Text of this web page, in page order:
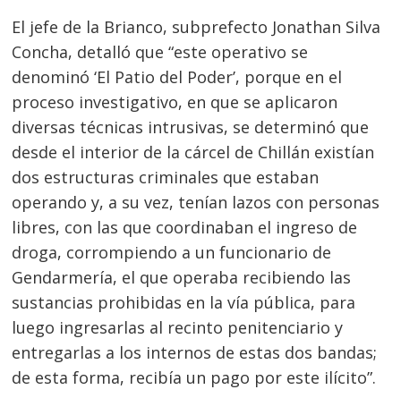
El jefe de la Brianco, subprefecto Jonathan Silva
Concha, detalló que “este operativo se
denominó ‘El Patio del Poder’, porque en el
proceso investigativo, en que se aplicaron
diversas técnicas intrusivas, se determinó que
desde el interior de la cárcel de Chillán existían
dos estructuras criminales que estaban
operando y, a su vez, tenían lazos con personas
libres, con las que coordinaban el ingreso de
droga, corrompiendo a un funcionario de
Gendarmería, el que operaba recibiendo las
sustancias prohibidas en la vía pública, para
luego ingresarlas al recinto penitenciario y
entregarlas a los internos de estas dos bandas;
de esta forma, recibía un pago por este ilícito”.
entradas